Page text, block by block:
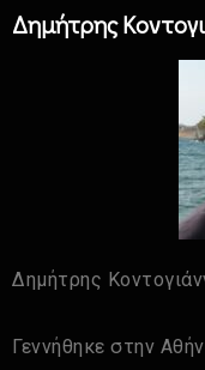
Δημήτρης
Δημήτρης
Γεννήθηκε στην